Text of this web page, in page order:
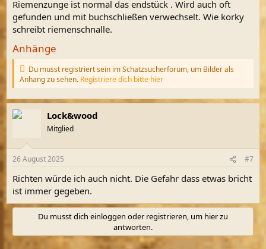
Riemenzunge ist normal das endstück . Wird auch oft
gefunden und mit buchschließen verwechselt. Wie korky
schreibt riemenschnalle.
Anhänge
Du musst registriert sein im Schatzsucherforum, um Bilder als
Anhang zu sehen. Registriere dich bitte hier
Lock&wood
Mitglied
26 August 2025 #7
Richten würde ich auch nicht. Die Gefahr dass etwas bricht
ist immer gegeben.
Du musst dich einloggen oder registrieren, um hier zu
antworten.